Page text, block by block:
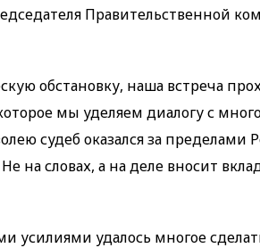
Правительственной
обстановку, наша встреча
мы уделяем диалогу с
судеб оказался за пределами
на словах, а на деле вносит
удалось многое